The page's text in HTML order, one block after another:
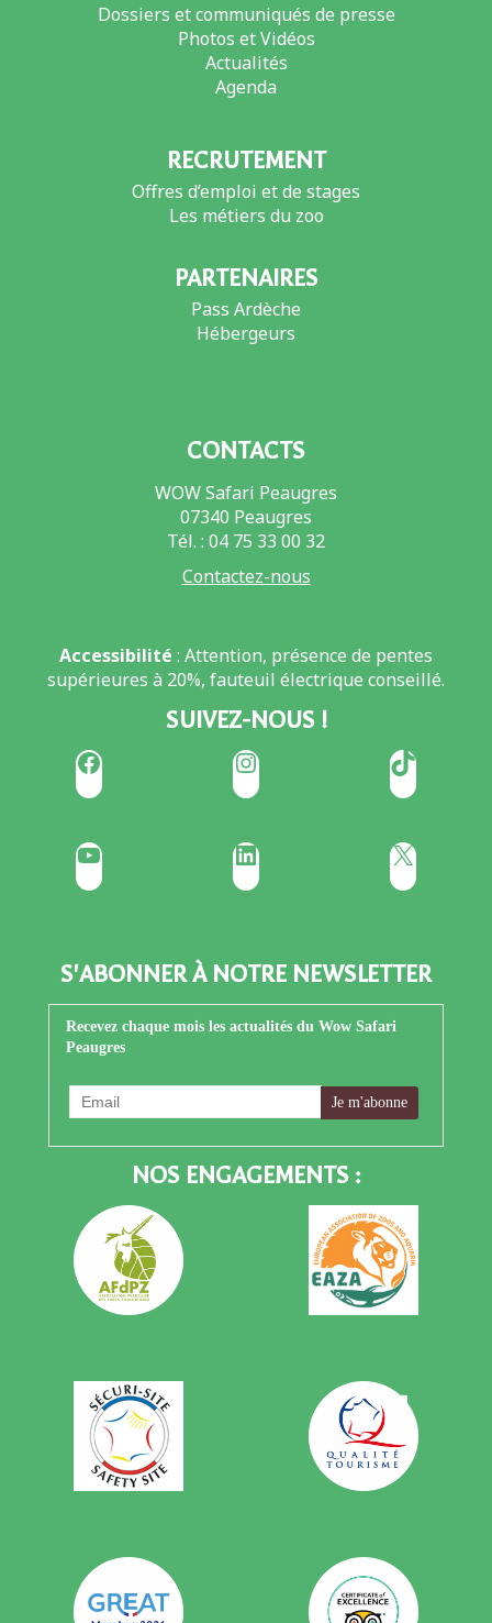
Dossiers et communiqués de presse
Photos et Vidéos
Actualités
Agenda
RECRUTEMENT
Offres d’emploi et de stages
Les métiers du zoo
PARTENAIRES
Pass Ardèche
Hébergeurs
CONTACTS
WOW Safari Peaugres
07340 Peaugres
Tél. : 04 75 33 00 32
Contactez-nous
Accessibilité : Attention, présence de pentes
supérieures à 20%, fauteuil électrique conseillé.
SUIVEZ-NOUS !
Facebook Instagram TikTok
YouTube LinkedIn X
S'ABONNER À NOTRE NEWSLETTER
Recevez chaque mois les actualités du Wow Safari
Peaugres
NOS ENGAGEMENTS :